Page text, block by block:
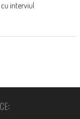
interviul